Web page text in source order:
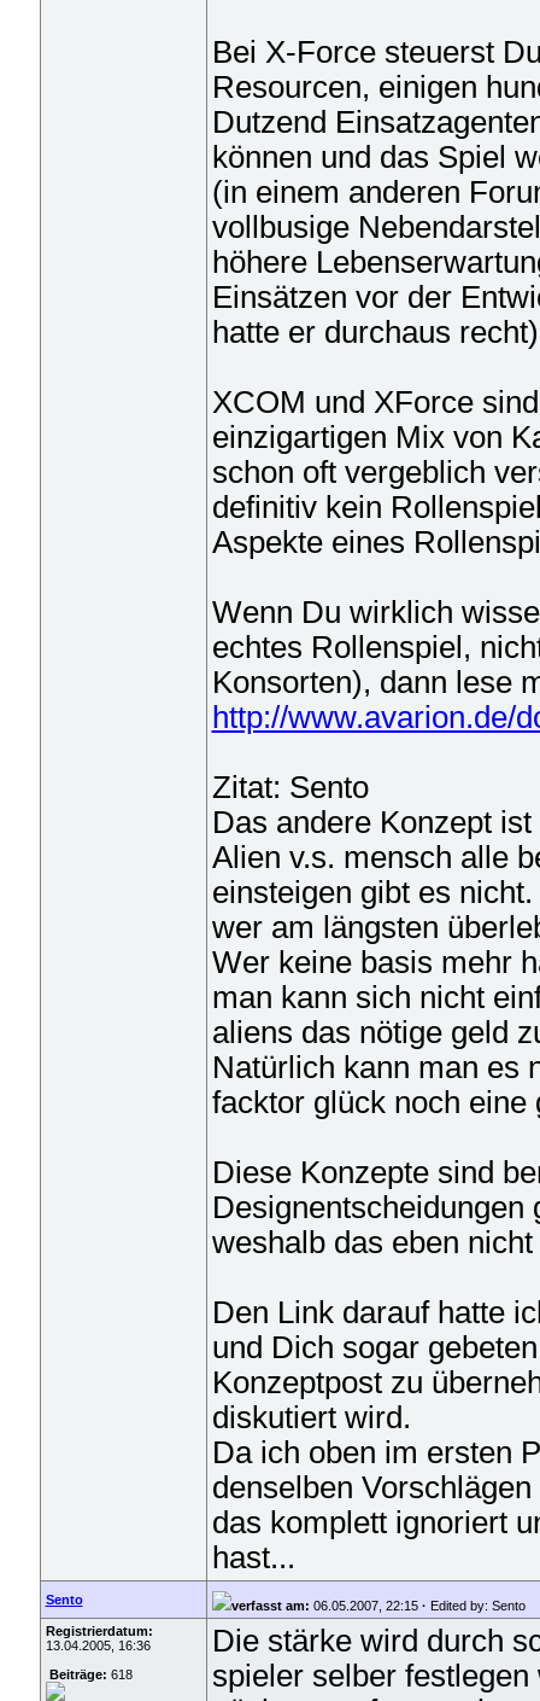
Bei X-Force steuerst
Resourcen, einigen
Dutzend
können und das Spiel
(in einem anderen
vollbusige
höhere
Einsätzen vor der
hatte er durchaus recht)
XCOM und XForce
einzigartigen Mix von
schon oft vergeblich
definitiv kein
Aspekte eines
Wenn Du wirklich
echtes Rollenspiel,
Konsorten), dann lese
http://www.avarion.de/
Zitat: Sento
Das andere Konzept
Alien v.s. mensch alle
einsteigen gibt es nicht.
wer am längsten
Wer keine basis mehr
man kann sich nicht
aliens das nötige geld
Natürlich kann man es
facktor glück noch eine
Diese Konzepte sind
Designentscheidungen
weshalb das eben
Den Link darauf hatte
und Dich sogar
Konzeptpost zu
diskutiert wird.
Da ich oben im ersten
denselben
das komplett ignoriert
hast...
Sento verfasst am: 06.05.2007, 22:15 · Edited by: Sento
Registrierdatum:
13.04.2005, 16:36
Beiträge: 618
Die stärke wird durch
spieler selber